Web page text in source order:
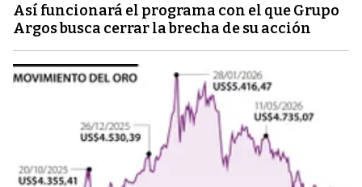
Así funcionará el programa con el que Grupo
Argos busca cerrar la brecha de su acción